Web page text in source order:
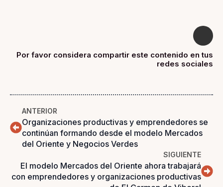
Por favor considera compartir este contenido en tus
redes sociales
ANTERIOR
Organizaciones productivas y emprendedores se
continúan formando desde el modelo Mercados
del Oriente y Negocios Verdes
SIGUIENTE
El modelo Mercados del Oriente ahora trabajará
con emprendedores y organizaciones productivas